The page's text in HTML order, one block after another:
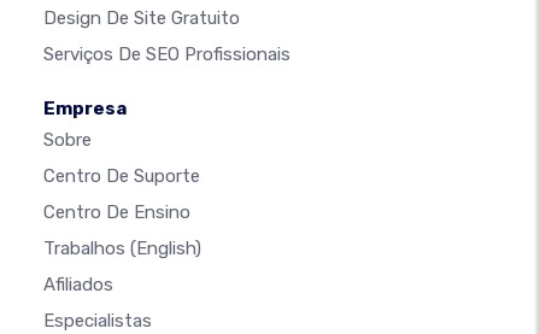
Design De Site Gratuito
Serviços De SEO Profissionais
Empresa
Sobre
Centro De Suporte
Centro De Ensino
Trabalhos (English)
Afiliados
Especialistas